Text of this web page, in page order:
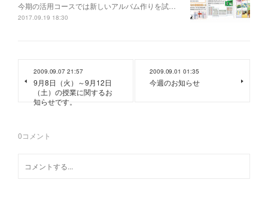
今期の活用コースでは新しいアルバム作りを試…
2017.09.19 18:30
2009.09.07 21:57
9月8日（火）～9月12日
（土）の授業に関するお
知らせです。
2009.09.01 01:35
今週のお知らせ
0コメント